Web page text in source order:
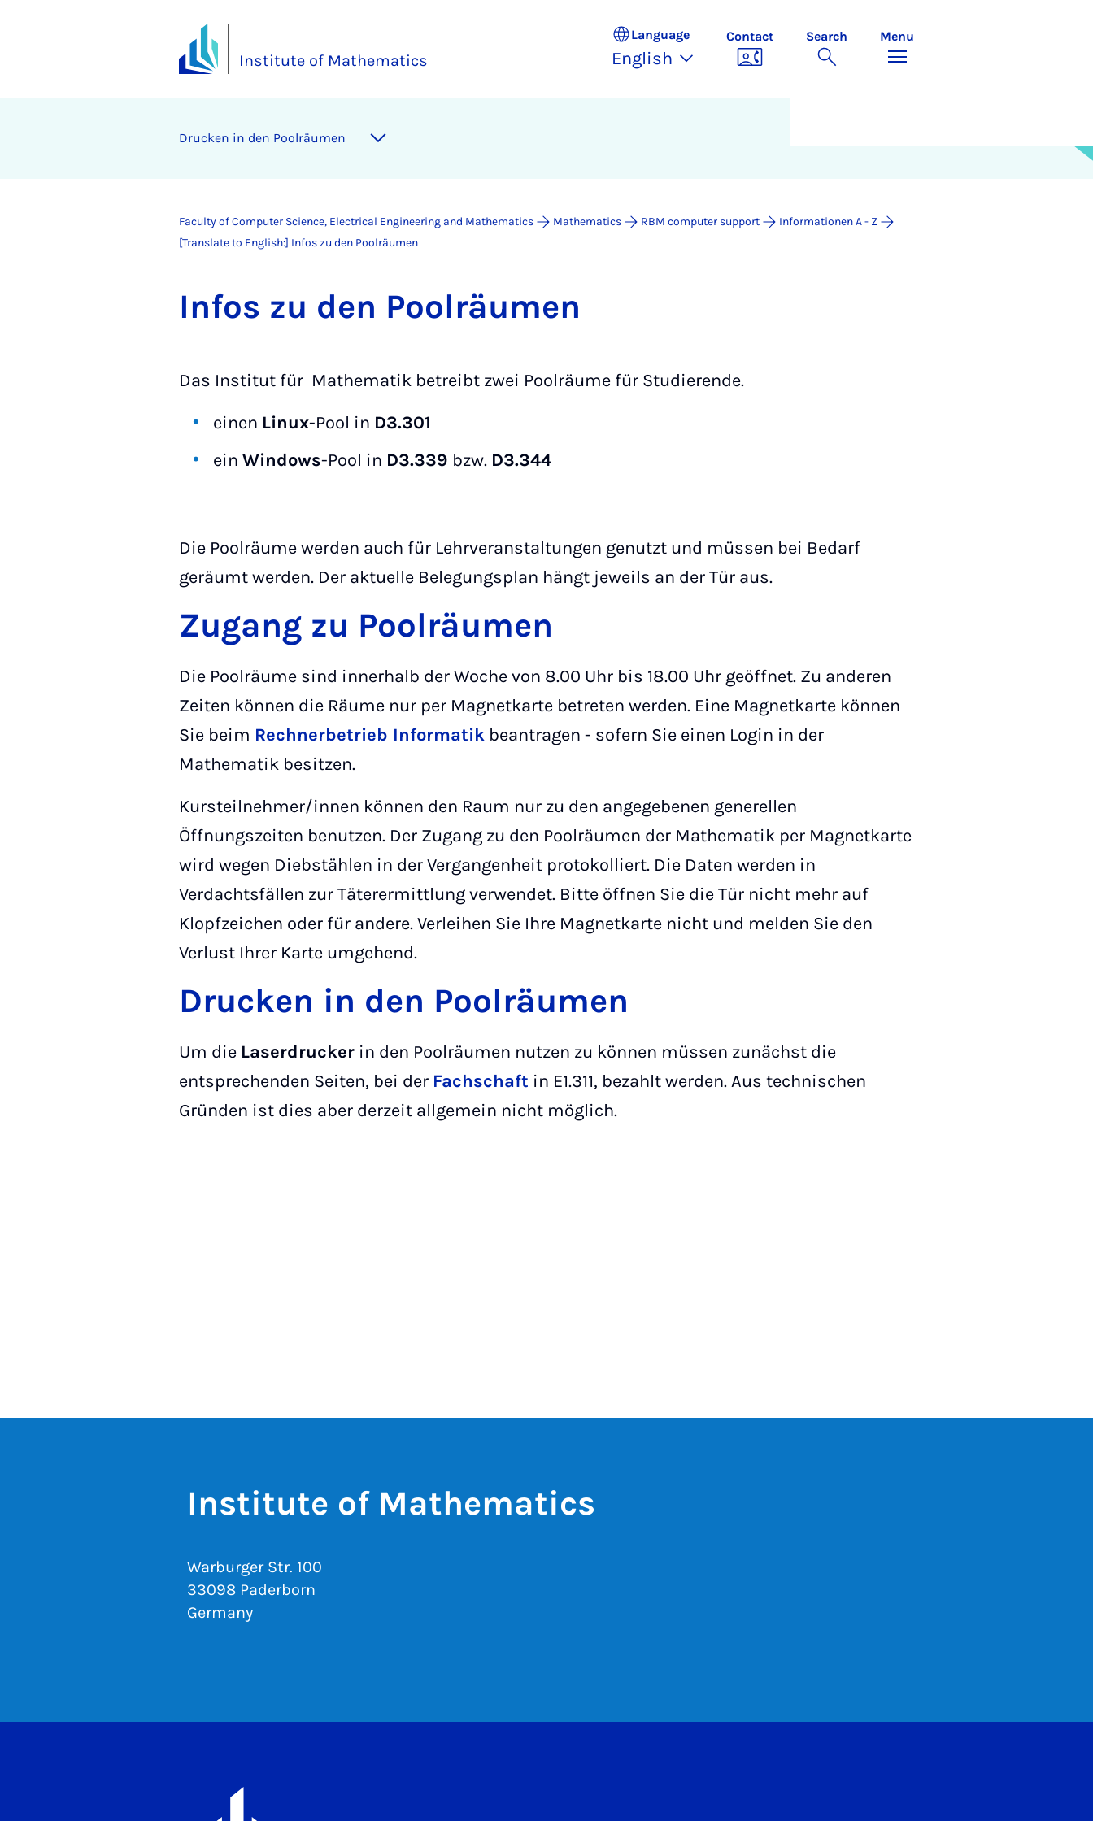
Institute of Mathematics
Language
English
Contact Search Menu
Drucken in den Poolräumen
Faculty of Computer Science, Electrical Engineering and Mathematics Mathematics RBM computer support
Informationen A - Z
[Translate to English:] Infos zu den Poolräumen
In­fos zu den Poolräu­men
Das Institut für Mathematik betreibt zwei Poolräume für Studierende.
einen Linux-Pool in D3.301
ein Windows-Pool in D3.339 bzw. D3.344
Die Poolräume werden auch für Lehrveranstaltungen genutzt und müssen bei Bedarf
geräumt werden. Der aktuelle Belegungsplan hängt jeweils an der Tür aus.
Zugang zu Poolräumen
Die Poolräume sind innerhalb der Woche von 8.00 Uhr bis 18.00 Uhr geöffnet. Zu anderen
Zeiten können die Räume nur per Magnetkarte betreten werden. Eine Magnetkarte können
Sie beim Rechnerbetrieb Informatik beantragen - sofern Sie einen Login in der
Mathematik besitzen.
Kursteilnehmer/innen können den Raum nur zu den angegebenen generellen
Öffnungszeiten benutzen. Der Zugang zu den Poolräumen der Mathematik per Magnetkarte
wird wegen Diebstählen in der Vergangenheit protokolliert. Die Daten werden in
Verdachtsfällen zur Täterermittlung verwendet. Bitte öffnen Sie die Tür nicht mehr auf
Klopfzeichen oder für andere. Verleihen Sie Ihre Magnetkarte nicht und melden Sie den
Verlust Ihrer Karte umgehend.
Drucken in den Poolräumen
Um die Laserdrucker in den Poolräumen nutzen zu können müssen zunächst die
entsprechenden Seiten, bei der Fachschaft in E1.311, bezahlt werden. Aus technischen
Gründen ist dies aber derzeit allgemein nicht möglich.
Institute of Mathematics
Warburger Str. 100
33098 Paderborn
Germany